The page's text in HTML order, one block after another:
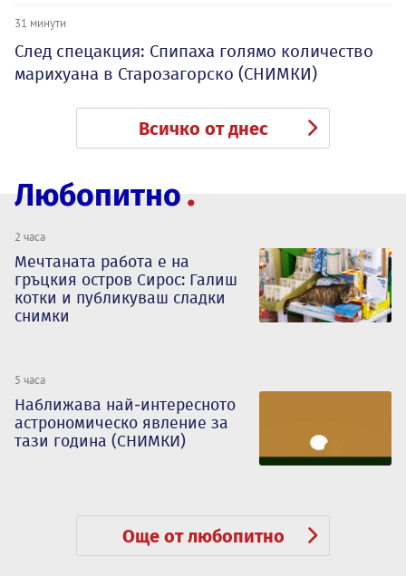
31 минути
След спецакция: Спипаха голямо количество
марихуана в Старозагорско (СНИМКИ)
Всичко от днес
Любопитно
2 часа
Мечтаната работа е на
гръцкия остров Сирос: Галиш
котки и публикуваш сладки
снимки
5 часа
Наближава най-интересното
астрономическо явление за
тази година (СНИМКИ)
Още от любопитно